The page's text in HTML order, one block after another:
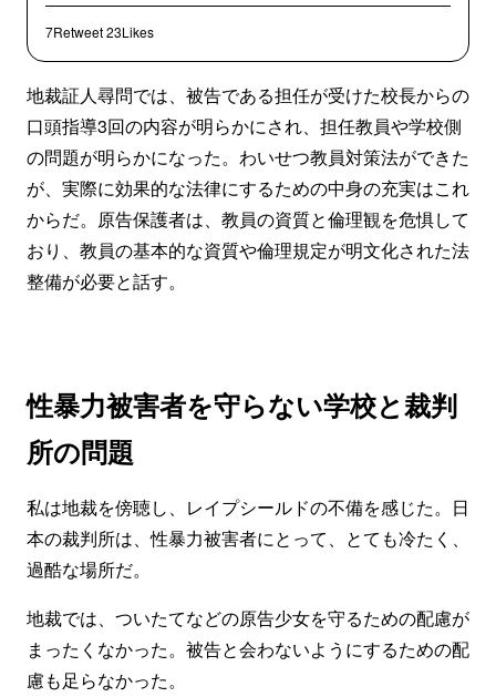
7Retweet23Likes
地裁証人尋問では、被告である担任が受けた校長からの
口頭指導3回の内容が明らかにされ、担任教員や学校側
の問題が明らかになった。わいせつ教員対策法ができた
が、実際に効果的な法律にするための中身の充実はこれ
からだ。原告保護者は、教員の資質と倫理観を危惧して
おり、教員の基本的な資質や倫理規定が明文化された法
整備が必要と話す。
性暴力被害者を守らない学校と裁判
所の問題
私は地裁を傍聴し、レイプシールドの不備を感じた。日
本の裁判所は、性暴力被害者にとって、とても冷たく、
過酷な場所だ。
地裁では、ついたてなどの原告少女を守るための配慮が
まったくなかった。被告と会わないようにするための配
慮も足らなかった。